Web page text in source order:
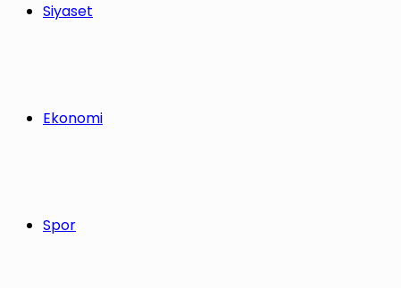
Siyaset
Ekonomi
Spor